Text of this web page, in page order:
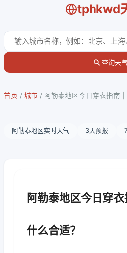
tphkwd
查询天气
首页 / 城市 / 阿勒泰地区今日穿衣指南 |
阿勒泰地区实时天气 3天预报
阿勒泰地区今日穿
什么合适？